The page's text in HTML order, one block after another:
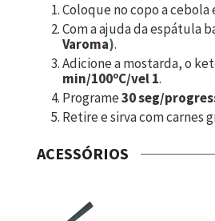
Coloque no copo a cebola
Com a ajuda da espátula
Varoma).
Adicione a mostarda, o
min/100ºC/vel 1.
Programe30 seg/
Retire e sirva com carnes
ACESSÓRIOS